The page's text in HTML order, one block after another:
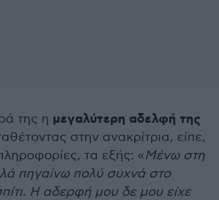
της η μεγαλύτερη αδελφή της
στην ανακρίτρια, είπε,
τα εξής: «Μένω στη
πηγαίνω πολύ συχνά στο
Η αδερφή μου δε μου είχε